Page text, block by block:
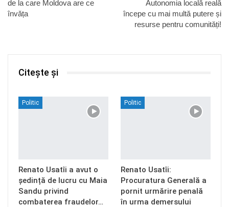
de la care Moldova are ce
învăța
Autonomia locală reală
începe cu mai multă putere și
resurse pentru comunități!
Citește și
Politic
Renato Usatîi a avut o
ședință de lucru cu Maia
Sandu privind
combaterea fraudelor…
Politic
Renato Usatîi:
Procuratura Generală a
pornit urmărire penală
în urma demersului